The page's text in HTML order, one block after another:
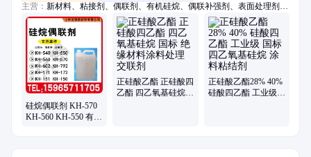
主营： 新材料、粘接剂、偶联剂、有机硅烷、偶联补强剂、表面处理剂、
橡胶硅质填料
硅烷偶联剂 KH-570
KH-560 KH-550 有机
正硅酸乙酯 正硅酸四
乙酯 四乙氧基硅烷
正硅酸乙酯28% 40%
硅酸四乙酯 工业级